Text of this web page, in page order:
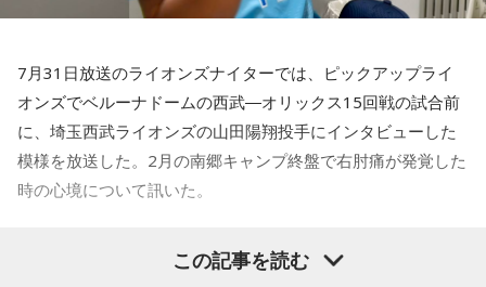
ションを上げるような形になってしまったので、それはあま
何を言っているかというと、日本とブラジルの力関係は間違
いなくブラジルが上なんですよ。そこで日本サイドが考えな
きゃいけないことは、ブラジルに油断してもらう、隙を見せ
てもらうということも1つだと思っていて。
ジルは対戦相手が決まったときに「オランダじゃなくて良か
7月31日放送のライオンズナイターでは、ピックアップライ
オンズでベルーナドームの西武―オリックス15回戦の試合前
に、埼玉西武ライオンズの山田陽翔投手にインタビューした
模様を放送した。2月の南郷キャンプ終盤で右肘痛が発覚した
時の心境について訊いた。
――1軍デビューを果たしたプロ3年目の昨シーズンは素晴ら
しい成績だったかと思いますが、「求めすぎずに自分のやる
この記事を読む